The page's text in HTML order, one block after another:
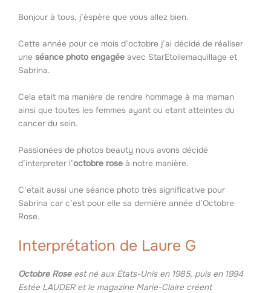
Bonjour à tous, j’èspère que vous allez bien.
Cette année pour ce mois d’octobre j’ai décidé de réaliser
une séance photo engagée avec StarEtoilemaquillage et
Sabrina.
Cela etait ma manière de rendre hommage à ma maman
ainsi que toutes les femmes ayant ou etant atteintes du
cancer du sein.
Passionées de photos beauty nous avons décidé
d’interpreter l’octobre rose à notre manière.
C’etait aussi une séance photo très significative pour
Sabrina car c’est pour elle sa dernière année d’Octobre
Rose.
Interprétation de Laure G
Octobre Roseest né aux États-Unis en 1985, puis en 1994
Estée LAUDER et le magazine Marie-Claire créent